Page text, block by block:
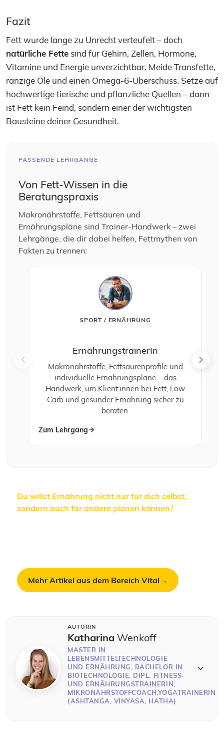
Fazit
Fett wurde lange zu Unrecht verteufelt – doch
natürliche Fette sind für Gehirn, Zellen, Hormone,
Vitamine und Energie unverzichtbar. Meide Transfette,
ranzige Öle und einen Omega-6-Überschuss. Setze auf
hochwertige tierische und pflanzliche Quellen – dann
ist Fett kein Feind, sondern einer der wichtigsten
Bausteine deiner Gesundheit.
PASSENDE LEHRGÄNGE
Von Fett-Wissen in die
Beratungspraxis
Makronährstoffe, Fettsäuren und
Ernährungspläne sind Trainer-Handwerk – zwei
Lehrgänge, die dir dabei helfen, Fettmythen von
Fakten zu trennen:
SPORT / ERNÄHRUNG
ErnährungstrainerIn
Makronährstoffe, Fettsäurenprofile und
individuelle Ernährungspläne – das
Handwerk, um Klient:innen bei Fett, Low
Carb und gesunder Ernährung sicher zu
beraten.
Zum Lehrgang
Du willst Ernährung nicht nur für dich selbst,
sondern auch für andere planen können?
Mehr Artikel aus dem Bereich Vital
AUTORIN
Katharina Wenkoff
MASTER IN
LEBENSMITTELTECHNOLOGIE
UND ERNÄHRUNG, BACHELOR IN
BIOTECHNOLOGIE, DIPL. FITNESS-
UND ERNÄHRUNGSTRAINERIN,
MIKRONÄHRSTOFFCOACH,YOGATRAINERIN
(ASHTANGA, VINYASA, HATHA)